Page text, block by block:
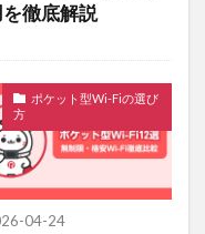
徹底解説
ポケット型Wi-Fiの選び
方
04-24